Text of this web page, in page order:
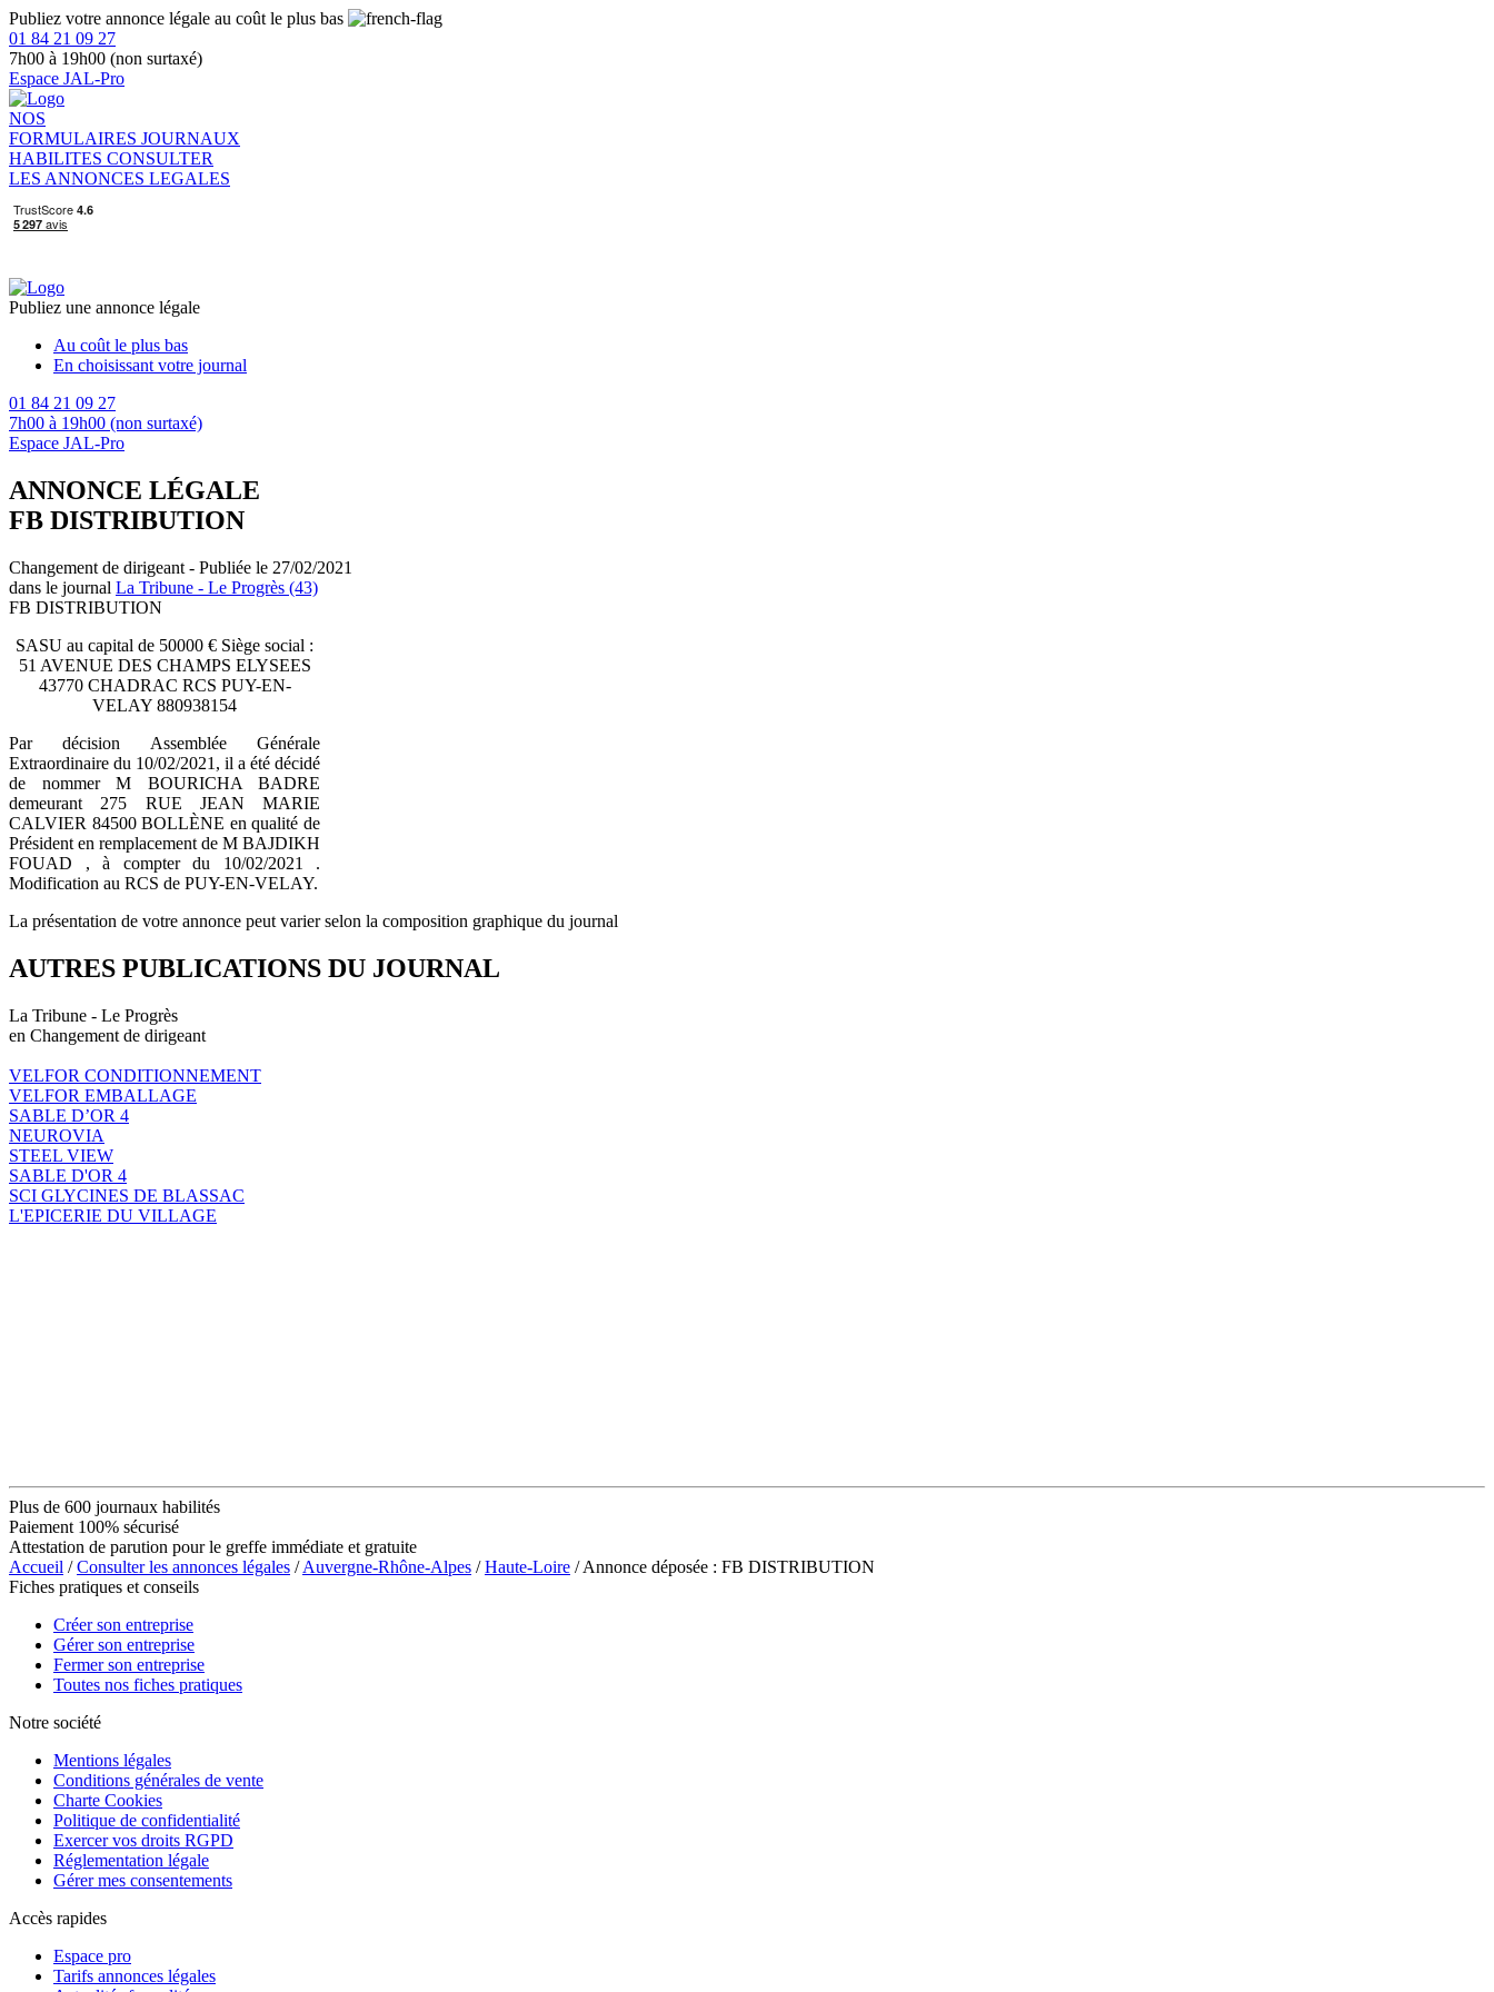
Publiez votre annonce légale au coût le plus bas
01 84 21 09 27
7h00 à 19h00 (non surtaxé)
Espace JAL-Pro
NOS
FORMULAIRES JOURNAUX
HABILITES CONSULTER
LES ANNONCES LEGALES
Publiez une annonce légale
Au coût le plus bas
En choisissant votre journal
01 84 21 09 27
7h00 à 19h00 (non surtaxé)
Espace JAL-Pro
ANNONCE LÉGALE
FB DISTRIBUTION
Changement de dirigeant - Publiée le 27/02/2021
dans le journal La Tribune - Le Progrès (43)
FB DISTRIBUTION
SASU au capital de 50000 € Siège social :
51 AVENUE DES CHAMPS ELYSEES
43770 CHADRAC RCS PUY-EN-
VELAY 880938154
Par décision Assemblée Générale
Extraordinaire du 10/02/2021, il a été décidé
de nommer M BOURICHA BADRE
demeurant 275 RUE JEAN MARIE
CALVIER 84500 BOLLÈNE en qualité de
Président en remplacement de M BAJDIKH
FOUAD , à compter du 10/02/2021 .
Modification au RCS de PUY-EN-VELAY.
La présentation de votre annonce peut varier selon la composition graphique du journal
AUTRES PUBLICATIONS DU JOURNAL
La Tribune - Le Progrès
en Changement de dirigeant
VELFOR CONDITIONNEMENT
VELFOR EMBALLAGE
SABLE D’OR 4
NEUROVIA
STEEL VIEW
SABLE D'OR 4
SCI GLYCINES DE BLASSAC
L'EPICERIE DU VILLAGE
Plus de 600 journaux habilités
Paiement 100% sécurisé
Attestation de parution pour le greffe immédiate et gratuite
Accueil /Consulter les annonces légales /Auvergne-Rhône-Alpes /Haute-Loire / Annonce déposée : FB DISTRIBUTION
Fiches pratiques et conseils
Créer son entreprise
Gérer son entreprise
Fermer son entreprise
Toutes nos fiches pratiques
Notre société
Mentions légales
Conditions générales de vente
Charte Cookies
Politique de confidentialité
Exercer vos droits RGPD
Réglementation légale
Gérer mes consentements
Accès rapides
Espace pro
Tarifs annonces légales